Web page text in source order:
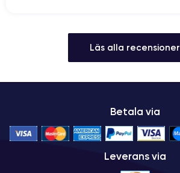
Läs alla recensioner
Betala via
Leverans via